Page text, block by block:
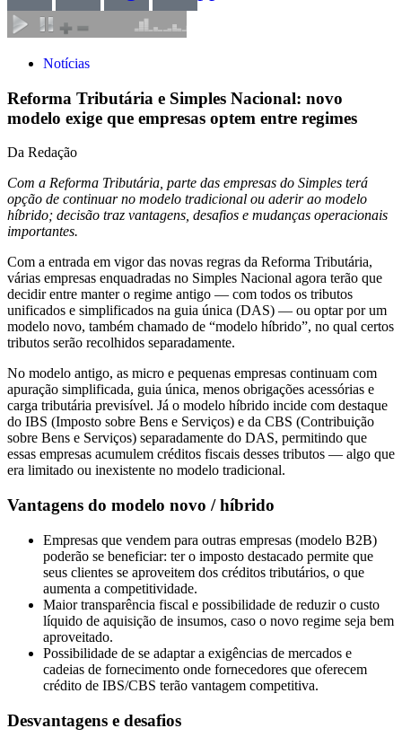
Notícias
Reforma Tributária e Simples Nacional: novo
modelo exige que empresas optem entre regimes
Da Redação
Com a Reforma Tributária, parte das empresas do Simples terá
opção de continuar no modelo tradicional ou aderir ao modelo
híbrido; decisão traz vantagens, desafios e mudanças operacionais
importantes.
Com a entrada em vigor das novas regras da Reforma Tributária,
várias empresas enquadradas no Simples Nacional agora terão que
decidir entre manter o regime antigo — com todos os tributos
unificados e simplificados na guia única (DAS) — ou optar por um
modelo novo, também chamado de “modelo híbrido”, no qual certos
tributos serão recolhidos separadamente.
No modelo antigo, as micro e pequenas empresas continuam com
apuração simplificada, guia única, menos obrigações acessórias e
carga tributária previsível. Já o modelo híbrido incide com destaque
do IBS (Imposto sobre Bens e Serviços) e da CBS (Contribuição
sobre Bens e Serviços) separadamente do DAS, permitindo que
essas empresas acumulem créditos fiscais desses tributos — algo que
era limitado ou inexistente no modelo tradicional.
Vantagens do modelo novo / híbrido
Empresas que vendem para outras empresas (modelo B2B)
poderão se beneficiar: ter o imposto destacado permite que
seus clientes se aproveitem dos créditos tributários, o que
aumenta a competitividade.
Maior transparência fiscal e possibilidade de reduzir o custo
líquido de aquisição de insumos, caso o novo regime seja bem
aproveitado.
Possibilidade de se adaptar a exigências de mercados e
cadeias de fornecimento onde fornecedores que oferecem
crédito de IBS/CBS terão vantagem competitiva.
Desvantagens e desafios